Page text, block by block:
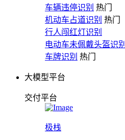
车辆违停识别 热门
机动车占道识别 热门
行人闯红灯识别
电动车未佩戴头盔识别
车牌识别 热门
大模型平台
交付平台
极栈